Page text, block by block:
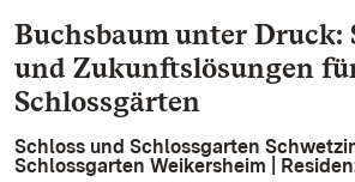
Buchsbaum unter Druck:
und Zukunftslösungen
Schlossgärten
Schloss und Schlossgarten
Schlossgarten Weikersheim |